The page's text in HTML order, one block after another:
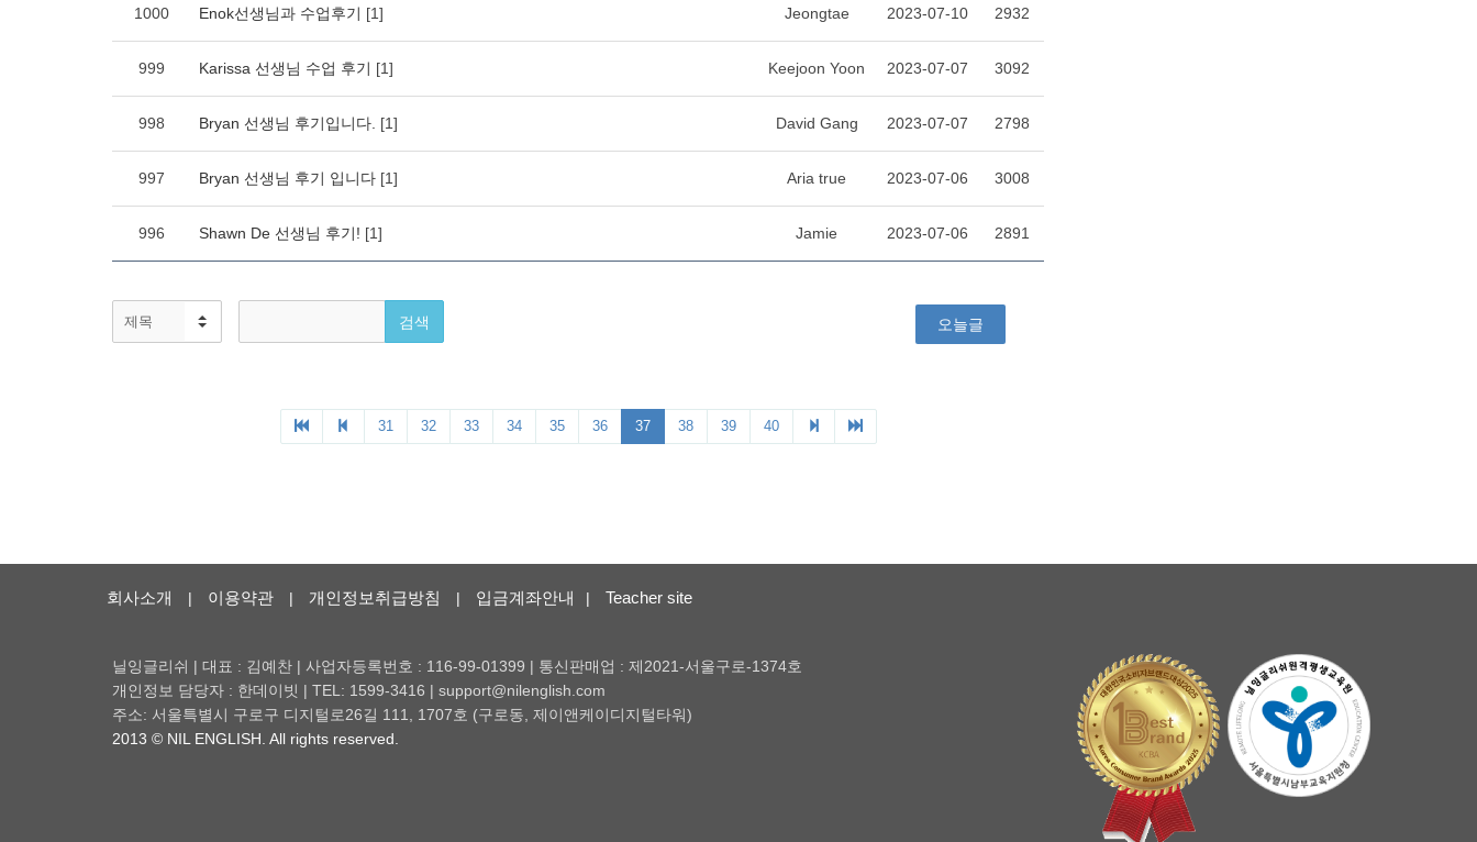
회사소개 | 이용약관 | 개인정보취급방침 | 입금계좌안내 | Teacher site
닐잉글리쉬 | 대표 : 김예찬 | 사업자등록번호 : 116-99-01399 | 통신판매업 : 제2021-서울구로-1374호
개인정보 담당자 : 한데이빗 | TEL: 1599-3416 | support@nilenglish.com
주소: 서울특별시 구로구 디지털로26길 111, 1707호 (구로동, 제이앤케이디지털타워)
2013 © NIL ENGLISH. All rights reserved.